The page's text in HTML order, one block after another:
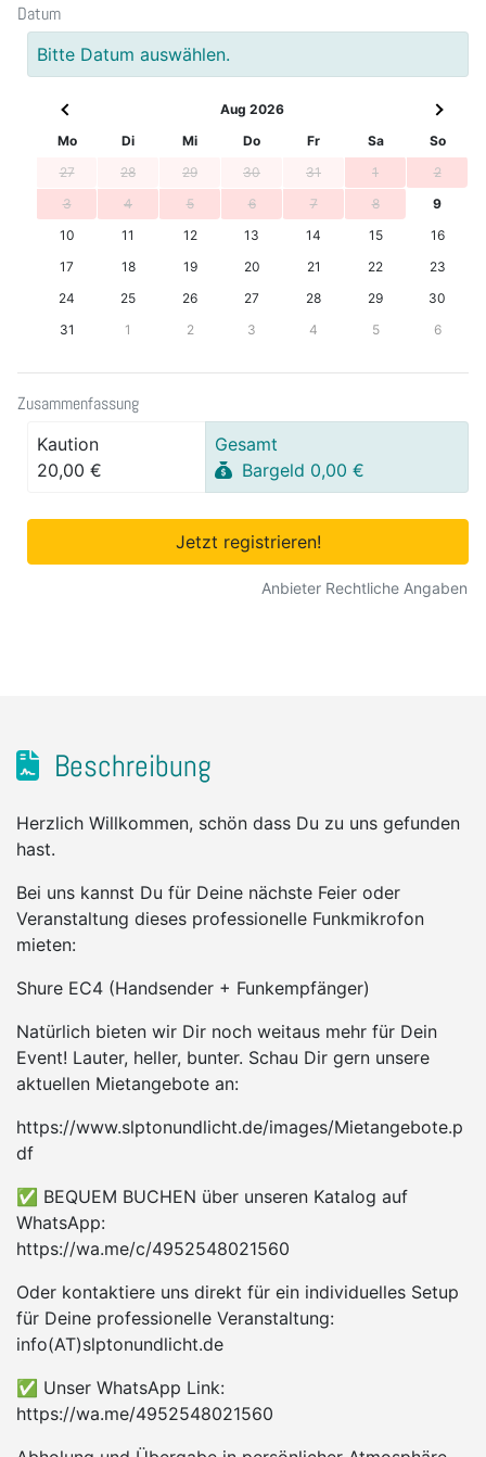
Datum
Bitte Datum auswählen.
Aug 2026
Mo
Di Mi Do Fr Sa
So
27
28 29 30 31 1
2
3
4 5 6 7 8
9
10
11 12 13 14 15
16
17
18 19 20 21 22
23
24
25 26 27 28 29
30
31
1 2 3 4 5 6
Zusammenfassung
Kaution
20,00 €
Gesamt
Bargeld 0,00 €
Jetzt registrieren!
Anbieter Rechtliche Angaben
Beschreibung
Herzlich Willkommen, schön dass Du zu uns gefunden
hast.
Bei uns kannst Du für Deine nächste Feier oder
Veranstaltung dieses professionelle Funkmikrofon
mieten:
Shure EC4 (Handsender + Funkempfänger)
Natürlich bieten wir Dir noch weitaus mehr für Dein
Event! Lauter, heller, bunter. Schau Dir gern unsere
aktuellen Mietangebote an:
https://www.slptonundlicht.de/images/Mietangebote.p
df
✅ BEQUEM BUCHEN über unseren Katalog auf
WhatsApp:
https://wa.me/c/4952548021560
Oder kontaktiere uns direkt für ein individuelles Setup
für Deine professionelle Veranstaltung:
info(AT)slptonundlicht.de
✅ Unser WhatsApp Link:
https://wa.me/4952548021560